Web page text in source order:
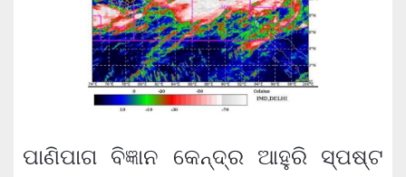
ପାଣିପାଗ ବିଜ୍ଞାନ କେନ୍ଦ୍ର ଆହୁରି ସ୍ପଷ୍ଟ